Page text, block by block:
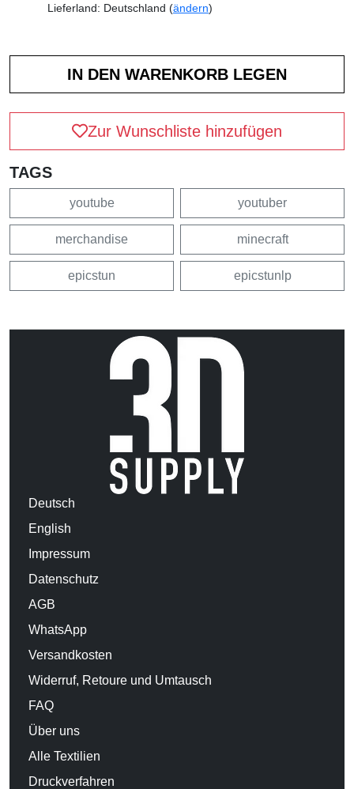
Lieferland: Deutschland (ändern)
Zur Wunschliste hinzufügen
TAGS
youtube youtuber
merchandise minecraft
epicstun epicstunlp
Deutsch
English
Impressum
Datenschutz
AGB
WhatsApp
Versandkosten
Widerruf, Retoure und Umtausch
FAQ
Über uns
Alle Textilien
Druckverfahren